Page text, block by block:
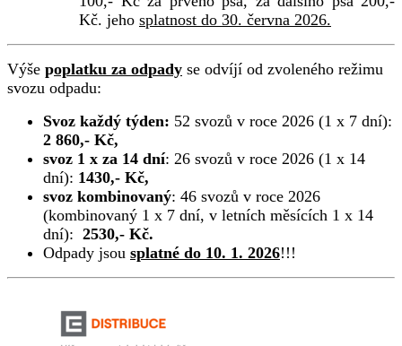
Kč. jeho splatnost do 30. června 2026.
Výše poplatku za odpady se odvíjí od zvoleného režimu
svozu odpadu:
Svoz každý týden: 52 svozů v roce 2026 (1 x 7 dní):
2 860,- Kč,
svoz 1 x za 14 dní: 26 svozů v roce 2026 (1 x 14
dní): 1430,- Kč,
svoz kombinovaný: 46 svozů v roce 2026
(kombinovaný 1 x 7 dní, v letních měsících 1 x 14
dní): 2530,- Kč.
Odpady jsou splatné do 10. 1. 2026!!!